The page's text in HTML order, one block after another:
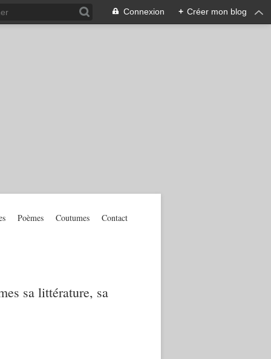
Connexion + Créer mon blog
sa littérature, sa
Poèmes Coutumes Contact